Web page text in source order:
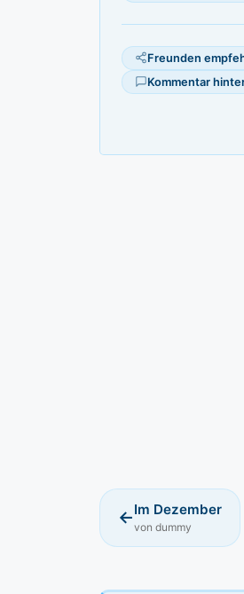
Freunden
Kommentar
←Im Dezember
von dummy